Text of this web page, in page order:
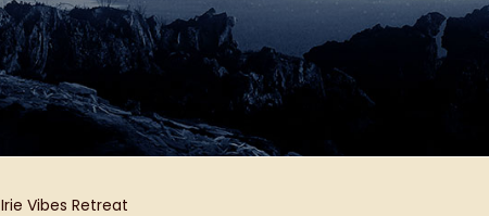
Irie Vibes Retreat